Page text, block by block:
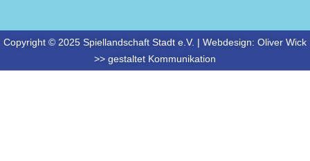
Copyright © 2025 Spiellandschaft Stadt e.V. | Webdesign: Oliver Wick
>> gestaltet Kommunikation